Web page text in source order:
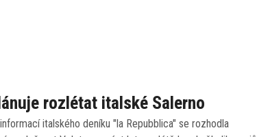
rozlétat italské Salerno
italského deníku "la Repubblica" se rozhodla